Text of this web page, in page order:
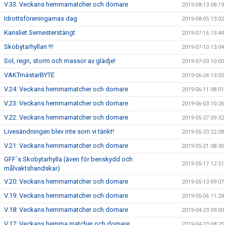
V.33: Veckans hemmamatcher och domare 2019-08-13 08:19
Idrottsföreningarnas dag 2019-08-05 13:02
Kansliet Semesterstängt 2019-07-16 15:44
Skobytarhyllan !!! 2019-07-10 13:04
Sol, regn, storm och massor av glädje! 2019-07-03 10:00
VAKTmästarBYTE 2019-06-24 13:05
V.24: Veckans hemmamatcher och domare 2019-06-11 08:01
V.23: Veckans hemmamatcher och domare 2019-06-03 10:26
V.22: Veckans hemmamatcher och domare 2019-05-27 09:32
Livesändningen blev inte som vi tänkt! 2019-05-23 22:08
V.21: Veckans hemmamatcher och domare 2019-05-21 08:30
GFF´s Skobytarhylla (även för benskydd och
målvaktshandskar)
2019-05-17 12:51
V.20: Veckans hemmamatcher och domare 2019-05-13 09:07
V.19: Veckans hemmamatcher och domare 2019-05-06 11:24
V.18: Veckans hemmamatcher och domare 2019-04-29 09:00